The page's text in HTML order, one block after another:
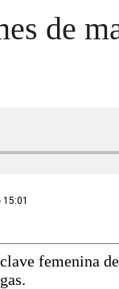
de
femenina